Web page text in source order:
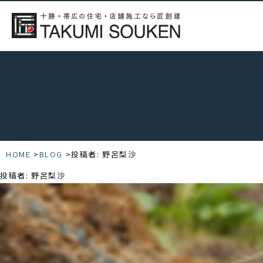
HOME BLOG 投稿者:野呂梨沙
投稿者:野呂梨沙